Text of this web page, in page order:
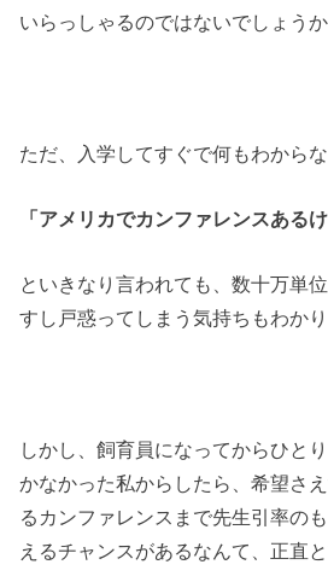
いらっしゃるのではないでしょうか
ただ、入学してすぐで何もわからな
「アメリカでカンファレンスある
といきなり言われても、数十万単
すし戸惑ってしまう気持ちもわかり
しかし、飼育員になってからひと
かなかった私からしたら、希望さ
るカンファレンスまで先生引率の
えるチャンスがあるなんて、正直